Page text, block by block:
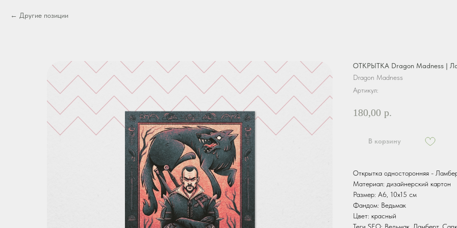
Другие позиции
ОТКРЫТКА Dragon Madness |
Dragon Madness
Артикул:
180,00 р.
В корзину
Открытка односторонняя -
Материал: дизайнерский картон
Размер: А6, 10х15 см
Фандом: Ведьмак
Цвет: красный